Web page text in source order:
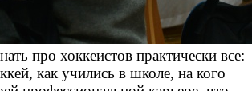
про хоккеистов практически все:
как учились в школе, на кого